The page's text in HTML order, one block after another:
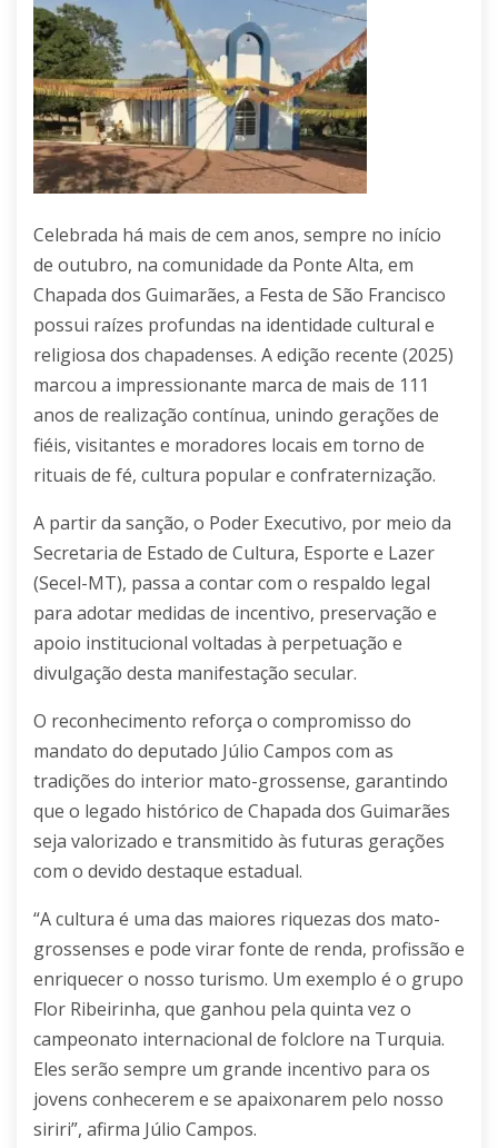
Celebrada há mais de cem anos, sempre no início
de outubro, na comunidade da Ponte Alta, em
Chapada dos Guimarães, a Festa de São Francisco
possui raízes profundas na identidade cultural e
religiosa dos chapadenses. A edição recente (2025)
marcou a impressionante marca de mais de 111
anos de realização contínua, unindo gerações de
fiéis, visitantes e moradores locais em torno de
rituais de fé, cultura popular e confraternização.
A partir da sanção, o Poder Executivo, por meio da
Secretaria de Estado de Cultura, Esporte e Lazer
(Secel-MT), passa a contar com o respaldo legal
para adotar medidas de incentivo, preservação e
apoio institucional voltadas à perpetuação e
divulgação desta manifestação secular.
O reconhecimento reforça o compromisso do
mandato do deputado Júlio Campos com as
tradições do interior mato-grossense, garantindo
que o legado histórico de Chapada dos Guimarães
seja valorizado e transmitido às futuras gerações
com o devido destaque estadual.
“A cultura é uma das maiores riquezas dos mato-
grossenses e pode virar fonte de renda, profissão e
enriquecer o nosso turismo. Um exemplo é o grupo
Flor Ribeirinha, que ganhou pela quinta vez o
campeonato internacional de folclore na Turquia.
Eles serão sempre um grande incentivo para os
jovens conhecerem e se apaixonarem pelo nosso
siriri”, afirma Júlio Campos.